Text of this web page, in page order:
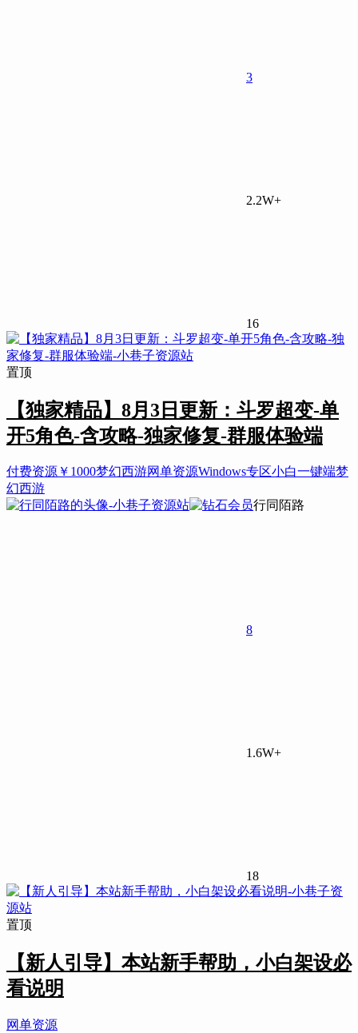
3
2.2W+
16
置顶
【独家精品】8月3日更新：斗罗超变-单
开5角色-含攻略-独家修复-群服体验端
付费资源 ￥ 1000梦幻西游网单资源Windows专区小白一键端梦
幻西游
行同陌路
8
1.6W+
18
置顶
【新人引导】本站新手帮助，小白架设必
看说明
网单资源